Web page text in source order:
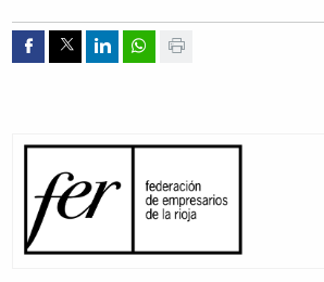
Compartir por Facebook
Compartir por Twitter
Compartir por Linkedin
Compartir por whatsapp
Imprimir